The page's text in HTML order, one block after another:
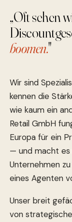
„Oft sehen
boomen."
Wir sind
kennen die
wie kaum ein
Retail GmbH
Europa für ein
— und macht es
Unternehmen
eines Agenten
Unser breit
von